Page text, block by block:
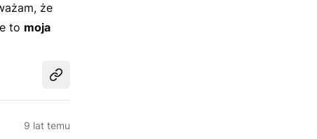
że
to moja
Udostępnij
9 lat temu